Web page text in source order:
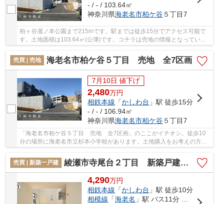
- / - / 103.64㎡
神奈川県海老名市柏ケ谷５丁目7
柏ヶ谷瀧ノ本公園まで215mです。駅までは徒歩15分でアクセス可能で
す。土地面積は103.64㎡(公簿)です。コチラは売地の情報となっていま
す。土地購入をお考えの方は是非。土地探しをお...
売買 | 売地
海老名市柏ケ谷５丁目 売地 全7区画
7月10日 値下げ
2,480万円
相鉄本線 「かしわ台 」駅 徒歩15分
- / - / 106.94㎡
神奈川県海老名市柏ケ谷５丁目7
「海老名市柏ケ谷５丁目 売地 全7区画」のここがイチオシ。徒歩10
分の場所に海老名市立杉本小学校があります。土地購入をお考えの方、
売買 | 新築一戸建
綾瀬市寺尾台２丁目 新築戸建て 全1棟 【仲介手数料無料】
4,290万円
相鉄本線 「かしわ台 」駅 徒歩10分
相模線 「海老名 」駅 バス11分 「天野原」 停歩2分